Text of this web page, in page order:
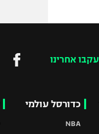
עקבו אחרינו
כדורסל עולמי
NBA